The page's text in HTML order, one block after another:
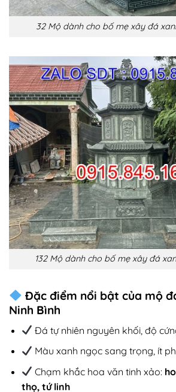
32 Mộ dành cho bố mẹ xây đá
132 Mộ dành cho bố mẹ xây đá
Đặc điểm nổi bật của mộ
Ninh Bình
Đá tự nhiên nguyên khối, độ
Màu xanh ngọc sang trọng, ít
Chạm khắc hoa văn tinh xảo:
thọ, tứ linh